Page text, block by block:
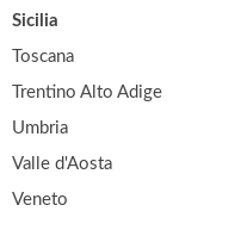
Sicilia
Toscana
Trentino Alto Adige
Umbria
Valle d'Aosta
Veneto